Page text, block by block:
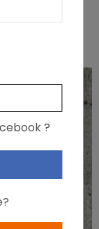
pour bébé. Mais
?